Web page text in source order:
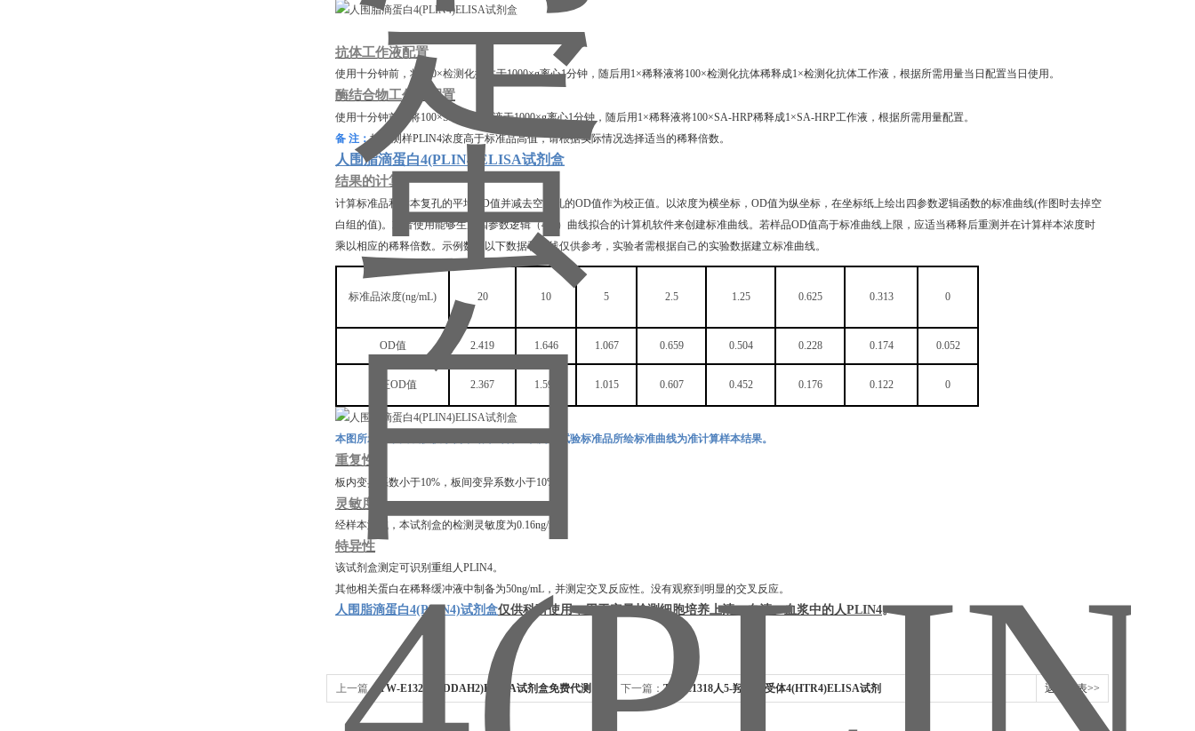
抗体工作液配置
使用十分钟前，将 100×检测化抗体于1000×g离心1分钟，随后用1×稀释液将100×检测化抗体稀释成1×检测化抗体工作液，根据所需用量当日配置当日使用。
酶结合物工作液配置
使用十分钟前，将100×SA-HRP溶液于1000×g离心1分钟，随后用1×稀释液将100×SA-HRP稀释成1×SA-HRP工作液，根据所需用量配置。
备 注：如待测样PLIN4浓度高于标准品高值，请根据实际情况选择适当的稀释倍数。
人围脂滴蛋白4(PLIN4)ELISA试剂盒
结果的计算
计算标准品和样本复孔的平均
OD值并减去空白孔的OD值作为校正值。以浓度为横坐标，OD值为纵坐标，在坐标纸上绘出四参数逻辑函数的标准曲线(作图时去掉空
白组的值)。或者使用能够生成四参数逻辑（4-P）曲线拟合的计算机软件来创建标准曲线。若样品OD值高于标准曲线上限，应适当稀释后重测并在计算样本浓度时
乘以相应的稀释倍数。示例数据以下数据和曲线仅供参考，实验者需根据自己的实验数据建立标准曲线。
标准品浓度(ng/mL) 20 10 5 2.5 1.25 0.625 0.313 0
OD值 2.419 1.646 1.067 0.659 0.504 0.228 0.174 0.052
校正OD值 2.367 1.594 1.015 0.607 0.452 0.176 0.122 0
本图所示标准曲线仅供示例，结果计算应以同次试验标准品所绘标准曲线为准计算样本结果。
重复性
板内变异系数小于10%，板间变异系数小于10%。
灵敏度
经样本测试，本试剂盒的检测灵敏度为0.16ng/mL
特异性
该试剂盒测定可识别重组 人PLIN4。
其他相关蛋白在稀释缓冲液中制备为50ng/mL，并测定交叉反应性。没有观察到明显的交叉反应。
人围脂滴蛋白4(PLIN4)试剂盒仅供科研使用，用于定量检测细胞培养上清、血清、血浆中的人PLIN4。
上一篇： TW-E1324人(DDAH2)ELISA试剂盒免费代测 下一篇：TW-E1318人5-羟色胺受体4(HTR4)ELISA试剂
盒
返回列表>>